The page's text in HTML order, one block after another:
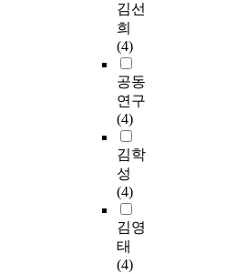
김선
희
(4)
공동
연구
(4)
김학
성
(4)
김영
태
(4)